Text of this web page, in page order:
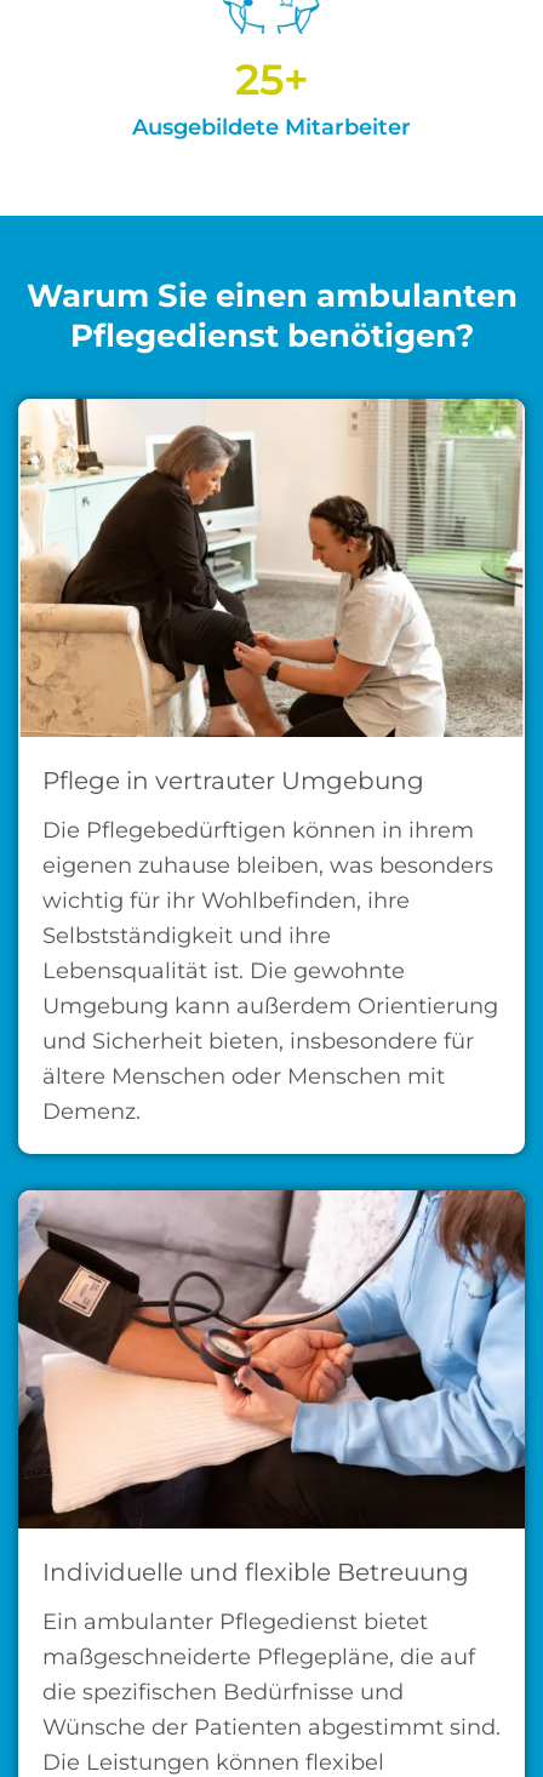
Ausgebildete Mitarbeiter
25+
Warum Sie einen ambulanten
Pflegedienst benötigen?
Pflege in vertrauter Umgebung
Die Pflegebedürftigen können in ihrem
eigenen zuhause bleiben, was besonders
wichtig für ihr Wohlbefinden, ihre
Selbstständigkeit und ihre
Lebensqualität ist. Die gewohnte
Umgebung kann außerdem Orientierung
und Sicherheit bieten, insbesondere für
ältere Menschen oder Menschen mit
Demenz.
Individuelle und flexible Betreuung
Ein ambulanter Pflegedienst bietet
maßgeschneiderte Pflegepläne, die auf
die spezifischen Bedürfnisse und
Wünsche der Patienten abgestimmt sind.
Die Leistungen können flexibel